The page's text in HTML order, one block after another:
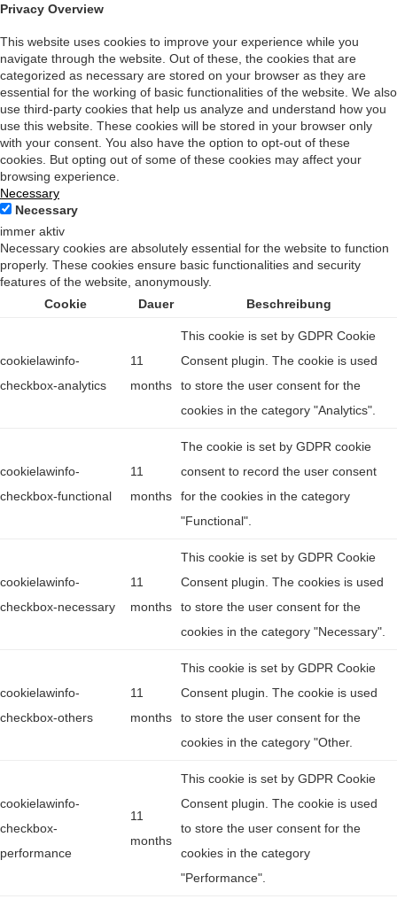
Privacy Overview
This website uses cookies to improve your experience while you
navigate through the website. Out of these, the cookies that are
categorized as necessary are stored on your browser as they are
essential for the working of basic functionalities of the website. We also
use third-party cookies that help us analyze and understand how you
use this website. These cookies will be stored in your browser only
with your consent. You also have the option to opt-out of these
cookies. But opting out of some of these cookies may affect your
browsing experience.
Necessary
Necessary
immer aktiv
Necessary cookies are absolutely essential for the website to function
properly. These cookies ensure basic functionalities and security
features of the website, anonymously.
Cookie
Dauer Beschreibung
cookielawinfo-
checkbox-analytics
11
months
This cookie is set by GDPR Cookie
Consent plugin. The cookie is used
to store the user consent for the
cookies in the category "Analytics".
cookielawinfo-
checkbox-functional
11
months
The cookie is set by GDPR cookie
consent to record the user consent
for the cookies in the category
"Functional".
cookielawinfo-
checkbox-necessary
11
months
This cookie is set by GDPR Cookie
Consent plugin. The cookies is used
to store the user consent for the
cookies in the category "Necessary".
cookielawinfo-
checkbox-others
11
months
This cookie is set by GDPR Cookie
Consent plugin. The cookie is used
to store the user consent for the
cookies in the category "Other.
cookielawinfo-
checkbox-
performance
11
months
This cookie is set by GDPR Cookie
Consent plugin. The cookie is used
to store the user consent for the
cookies in the category
"Performance".